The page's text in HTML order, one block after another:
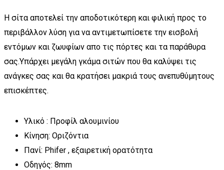
Η σίτα αποτελεί την αποδοτικότερη και φιλική προς το
περιβάλλον λύση για να αντιμετωπίσετε την εισβολή
εντόμων και ζωυφίων απο τις πόρτες και τα παράθυρα
σας.Υπάρχει μεγάλη γκάμα σιτών που θα καλύψει τις
ανάγκες σας και θα κρατήσει μακριά τους ανεπυθύμητους
επισκέπτες.
Υλικό : Προφίλ αλουμινίου
Κίνηση: Οριζόντια
Πανί: Phifer , εξαιρετική ορατότητα
Οδηγός: 8mm